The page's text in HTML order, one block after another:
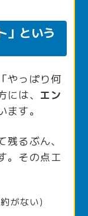
」という
やっぱり何
は、 エン
す。
るぶん、
。その点エ
がない）